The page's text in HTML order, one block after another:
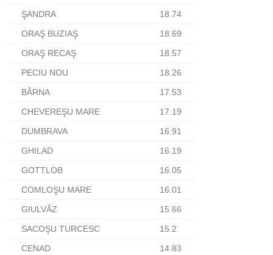
ŞANDRA 18.74
ORAŞ BUZIAŞ 18.69
ORAŞ RECAŞ 18.57
PECIU NOU 18.26
BÂRNA 17.53
CHEVEREŞU MARE 17.19
DUMBRAVA 16.91
GHILAD 16.19
GOTTLOB 16.05
COMLOŞU MARE 16.01
GIULVĂZ 15.66
SACOŞU TURCESC 15.2
CENAD 14.83